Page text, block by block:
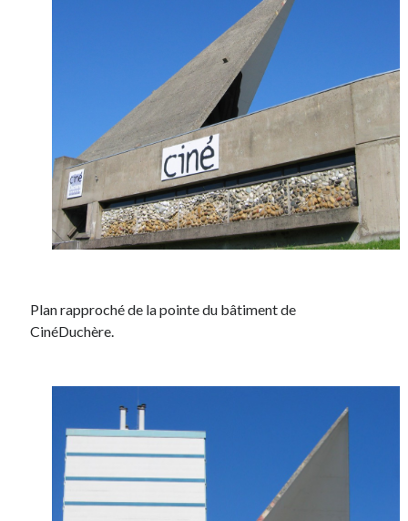
Plan rapproché de la pointe du bâtiment de
CinéDuchère.